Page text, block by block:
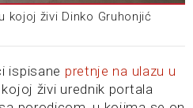
kojoj živi Dinko Gruhonjić
ispisane pretnje na ulazu u
živi urednik portala